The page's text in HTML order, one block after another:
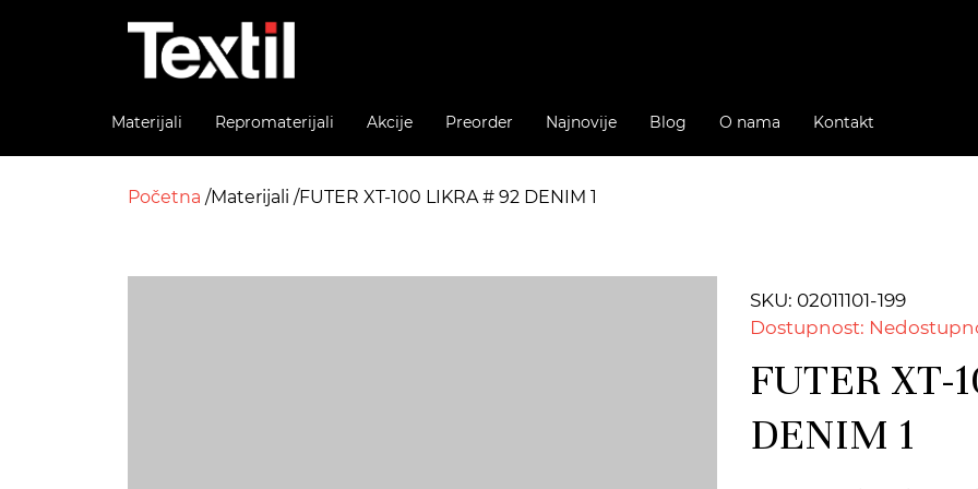
Materijali Repromaterijali Akcije Preorder Najnovije Blog O nama Kontakt
Početna Materijali FUTER XT-100 LIKRA # 92 DENIM 1
SKU: 02011101-199
Dostupnost:
FUTER XT-
DENIM 1